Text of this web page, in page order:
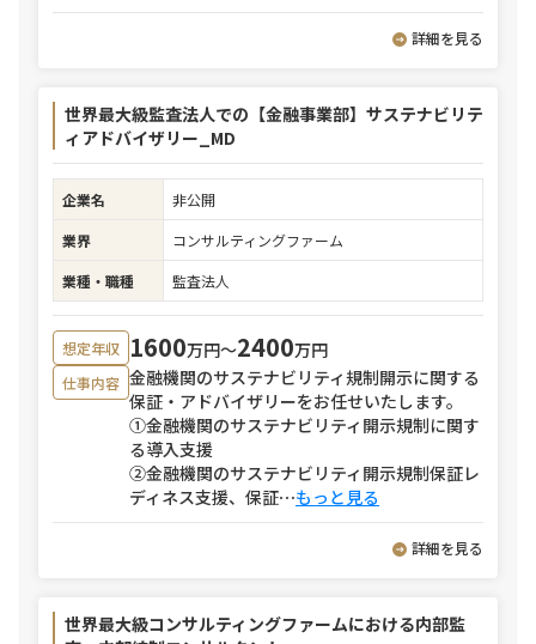
詳細を見る
世界最大級監査法人での【金融事業部】サステナビリテ
ィアドバイザリー_MD
企業名
非公開
業界
コンサルティングファーム
業種・職種
監査法人
想定年収 1600万円〜2400万円
仕事内容 金融機関のサステナビリティ規制開示に関する
保証・アドバイザリーをお任せいたします。
①金融機関のサステナビリティ開示規制に関す
る導入支援
②金融機関のサステナビリティ開示規制保証レ
ディネス支援、保証⋯もっと見る
詳細を見る
世界最大級コンサルティングファームにおける内部監